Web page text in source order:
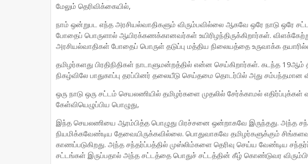
மேலும் தெரிவிக்கையில்,
நாம் ஒன்றுபட எந்த அரசியல்வாதிகளும் விரும்பவில்லை ஆகவே ஒரே நாடு ஒரே
போதைப் பொருளால் ஆயிரக்கணக்கானவர்கள் உயிரிழந்திருக்கிறார்கள்.
அரசியல்வாதிகள் போதைப் பொருள் தடுப்பு மத்திய நிலையத்தை உருவாக்க
தமிழர்களது பிரதிநிதிகள் நாடாளுமன்றத்தில் என்ன செய்கிறார்கள். கடந்த 19ஆம்
நிகழ்விலே பாதுகாப்பு தரப்பினர் தலையீடு செய்தமை தொடர்பில் அது
ஒரு நாடு ஒரு சட்டம் செயலணியில் தமிழர்களை முதலில் சேர்க்காமல்
கேள்வியெழுப்பிய பொழுது,
இந்த செயலணியை ஆரம்பித்த பொழுது பிரச்சனை ஒன்றாகவே இருந்தது. அந்த
நியமிக்கவேண்டிய தேவையிருக்கவில்லை. பொதுவாகவே தமிழர்களுக்கும்
காணப்படுகிறது. அந்த சந்தர்ப்பத்தில் முஸ்லிம்களை தெரிவு செய்ய வேண்டிய
சட்டங்கள் இருப்பதால் அந்த சட்டத்தை பொதுச் சட்டத்தின் கீழ் கொண்டுவர